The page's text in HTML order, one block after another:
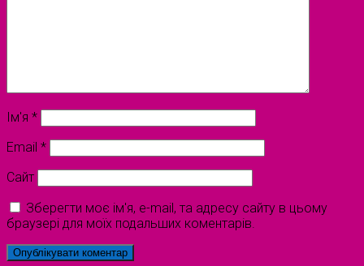
Ім'я *
Email *
Сайт
Зберегти моє ім'я, e-mail, та адресу сайту в цьому
браузері для моїх подальших коментарів.